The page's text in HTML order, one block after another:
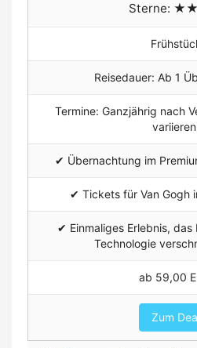
Sterne:
Reisedauer: Ab 1
Termine: Ganzjährig nach
✔ Übernachtung im
✔ Tickets für Van Gogh
✔ Einmaliges Erlebnis, das
Technologie
ab 59,00
Zum